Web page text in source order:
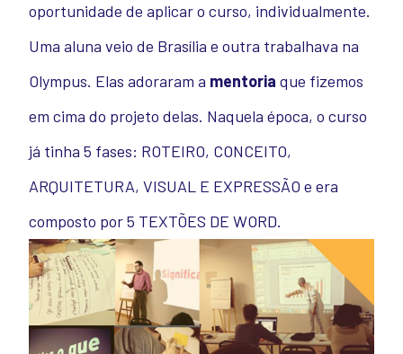
oportunidade de aplicar o curso, individualmente.
Uma aluna veio de Brasília e outra trabalhava na
Olympus. Elas adoraram a mentoria que fizemos
em cima do projeto delas. Naquela época, o curso
já tinha 5 fases: ROTEIRO, CONCEITO,
ARQUITETURA, VISUAL E EXPRESSÃO e era
composto por 5 TEXTÕES DE WORD.